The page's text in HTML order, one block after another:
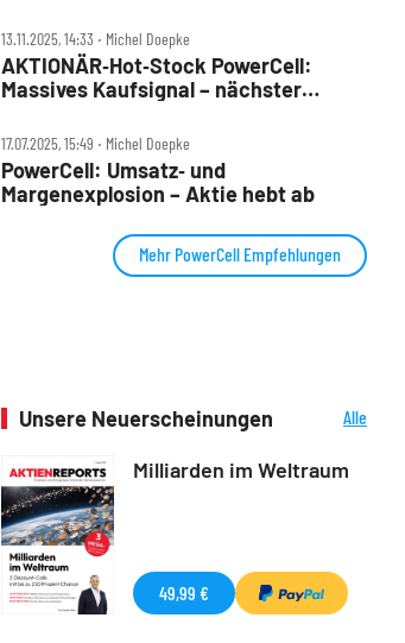
13.11.2025, 14:33 ‧ Michel Doepke
AKTIONÄR‑Hot‑Stock PowerCell:
Massives Kaufsignal – nächster
17.07.2025, 15:49 ‧ Michel Doepke
PowerCell: Umsatz‑ und
Margenexplosion – Aktie hebt ab
Mehr PowerCell Empfehlungen
Unsere Neuerscheinungen
Alle
Milliarden im Weltraum
49,99 €